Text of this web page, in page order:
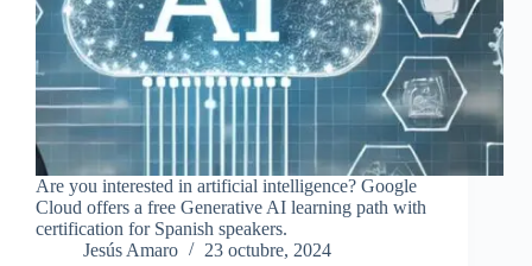
Are you interested in artificial intelligence? Google
Cloud offers a free Generative AI learning path with
certification for Spanish speakers.
Jesús Amaro
23 octubre, 2024